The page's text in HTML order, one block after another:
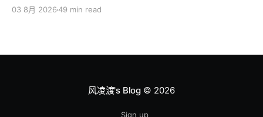
本想入水戏水，没想到反被水戏了一场。
03 8月 202649 min read
风凌渡's Blog© 2026
Sign up